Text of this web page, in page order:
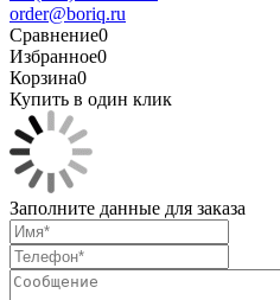
order@boriq.ru
Сравнение0
Избранное0
Корзина0
Купить в один клик
Заполните данные для заказа